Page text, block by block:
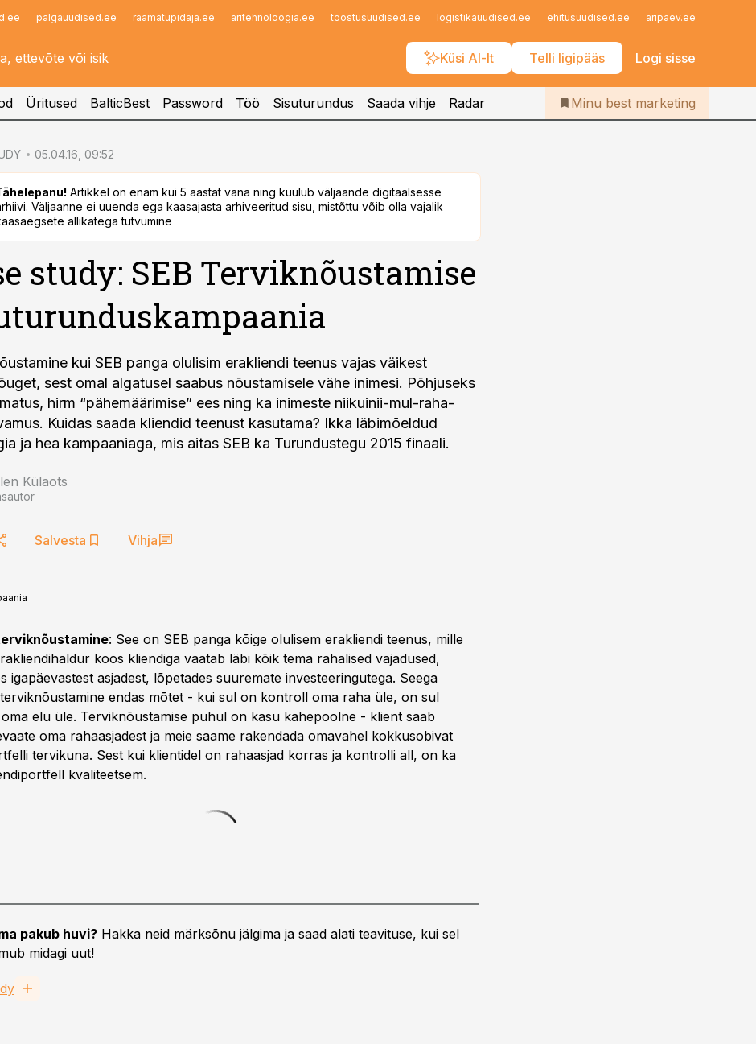
palgauudised.ee raamatupidaja.ee aritehnoloogia.ee toostusuudised.ee logistikauudised.ee ehitusuudised.ee aripaev.ee
Küsi AI-lt Telli ligipääs Logi sisse
Infopank
Iseteenindus
Telli Bestmarketing
Üritused BalticBest Password Töö Sisuturundus Saada vihje Radar Minu best marketing
05.04.16, 09:52
Artikkel on enam kui 5 aastat vana ning kuulub väljaande digitaalsesse
Väljaanne ei uuenda ega kaasajasta arhiveeritud sisu, mistõttu võib olla vajalik
allikatega tutvumine
study: SEB Terviknõustamise
kui SEB panga olulisim erakliendi teenus vajas väikest
sest omal algatusel saabus nõustamisele vähe inimesi. Põhjuseks
hirm “pähemäärimise” ees ning ka inimeste niikuinii-mul-raha-
Kuidas saada kliendid teenust kasutama? Ikka läbimõeldud
ja hea kampaaniaga, mis aitas SEB ka Turundustegu 2015 finaali.
Külaots
Salvesta Vihja
: See on SEB panga kõige olulisem erakliendi teenus, mille
koos kliendiga vaatab läbi kõik tema rahalised vajadused,
igapäevastest asjadest, lõpetades suuremate investeeringutega. Seega
endas mõtet - kui sul on kontroll oma raha üle, on sul
elu üle. Terviknõustamise puhul on kasu kahepoolne - klient saab
oma rahaasjadest ja meie saame rakendada omavahel kokkusobivat
tervikuna. Sest kui klientidel on rahaasjad korras ja kontrolli all, on ka
kvaliteetsem.
pakub huvi? Hakka neid märksõnu jälgima ja saad alati teavituse, kui sel
midagi uut!